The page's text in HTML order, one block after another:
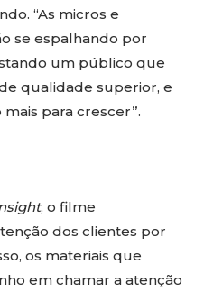
“As micros e
se espalhando por
um público que
qualidade superior, e
para crescer”.
, o filme
dos clientes por
os materiais que
em chamar a atenção